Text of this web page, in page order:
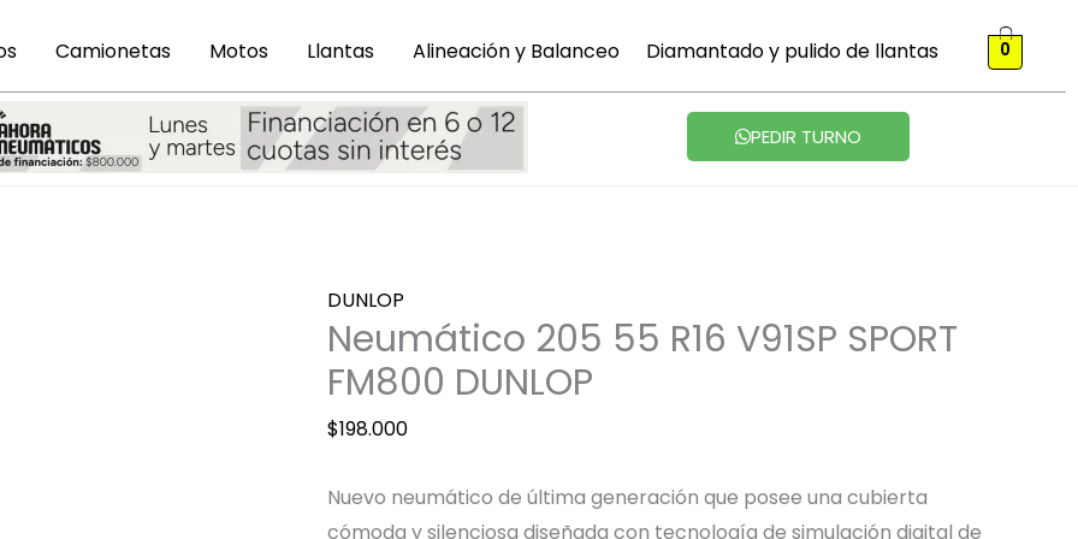
Camionetas Motos Llantas Alineación y Balanceo Diamantado y pulido de llantas 0
PEDIR TURNO
DUNLOP
Neumático 205 55 R16 V91SP SPORT
FM800 DUNLOP
$198.000
Nuevo neumático de última generación que posee una cubierta
cómoda y silenciosa diseñada con tecnología de simulación digital de
205
55
R16
V91SP
FM800
DUNLOP